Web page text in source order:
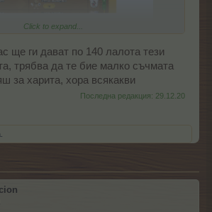
Click to expand...
ще ги дават по 140 лалота тези
трябва да те бие малко съчмата
за харита, хора всякакви
Последна редакция: 29.12.20